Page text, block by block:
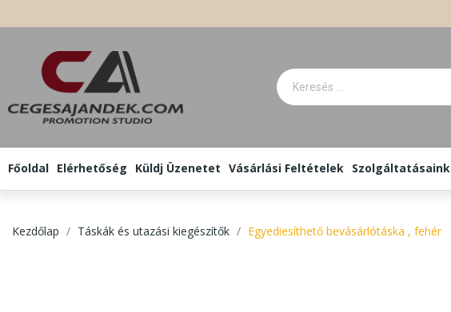
Főoldal Elérhetőség Küldj Üzenetet Vásárlási Feltételek Szolgáltatásaink
Kezdőlap Táskák és utazási kiegészítők Egyediesíthető bevásárlótáska , fehér